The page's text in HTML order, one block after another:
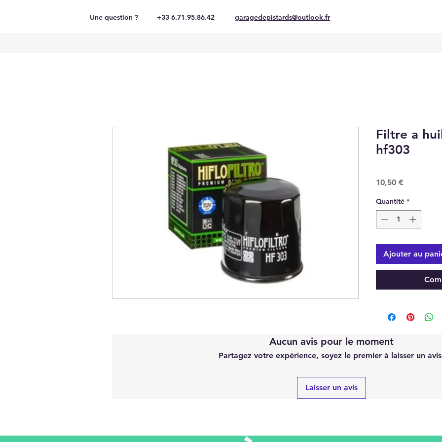
Une question ? +33 6.71.95.86.42 garagedepistards@outlook.fr
Filtre a
hf303
10,50 €Prix
Quantité *
Ajouter au
Aucun avis pour le moment
Partagez votre expérience, soyez le premier à laisser un
Laisser un avis